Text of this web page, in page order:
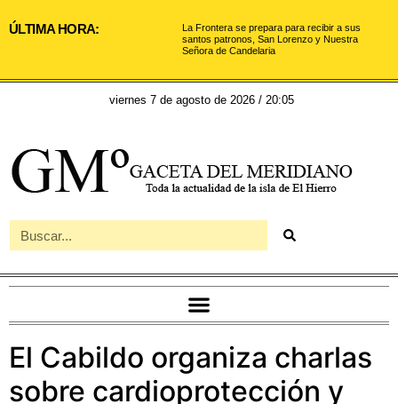
ÚLTIMA HORA:
La Frontera se prepara para recibir a sus
santos patronos, San Lorenzo y Nuestra
Señora de Candelaria
viernes 7 de agosto de 2026 / 20:05
El Cabildo organiza charlas
sobre cardioprotección y